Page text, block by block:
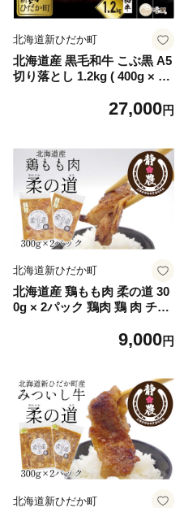
北海道新ひだか町
北海道産 黒毛和牛 こぶ黒 A5
切り落とし 1.2kg ( 400g × 3
5 和牛 牛肉 切り落とし
27,000円
北海道新ひだか町
北海道産 鶏もも肉 柔の道 30
0g × 2パック 鶏肉 鶏 肉 チキ
9,000円
北海道新ひだか町